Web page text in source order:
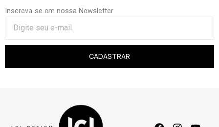
Inscreva-se em nossa Newsletter
CADASTRAR